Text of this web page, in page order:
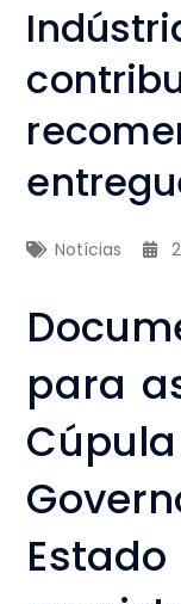
Notícias
para